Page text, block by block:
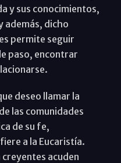
y sus conocimientos,
además, dicho
permite seguir
paso, encontrar
deseo llamar la
las comunidades
de su fe,
a la Eucaristía.
acuden